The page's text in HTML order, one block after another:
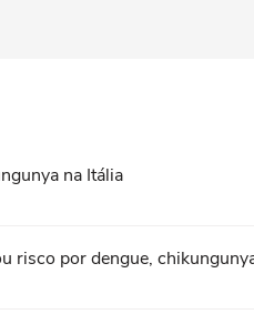
na Itália
risco por dengue,